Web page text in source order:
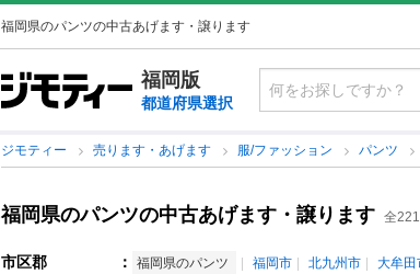
福岡県のパンツの中古あげます・譲ります
福岡版
都道府県選択
ジモティー 売ります・あげます 服/ファッション パンツ
福岡県のパンツの中古あげます・譲ります 全
市区郡 ： 福岡県のパンツ 福岡市 北九州市 大牟田